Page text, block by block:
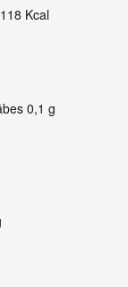
118 Kcal
0,1 g